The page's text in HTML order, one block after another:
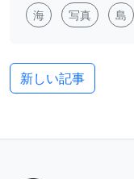
海 写真 島
新しい記事